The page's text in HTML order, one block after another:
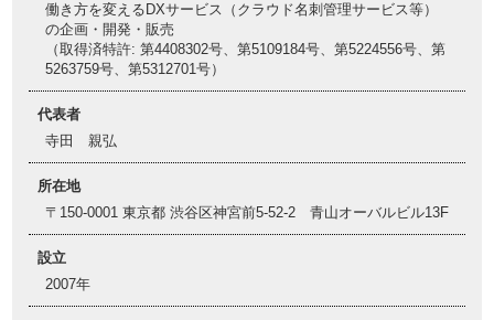
働き方を変えるDXサービス（クラウド名刺管理サービス等）
の企画・開発・販売
（取得済特許: 第4408302号、第5109184号、第5224556号、第
5263759号、第5312701号）
代表者
寺田 親弘
所在地
〒150-0001 東京都 渋谷区神宮前5-52-2 青山オーバルビル13F
設立
2007年